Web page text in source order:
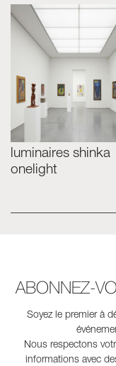
luminaires shinka
onelight
ABONNEZ-
Soyez le premier à
Nous respectons
informations avec